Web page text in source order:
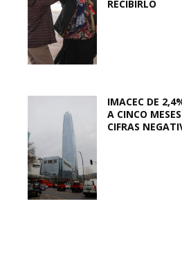
RECIBIRLO
IMACEC DE
A CINCO
CIFRAS